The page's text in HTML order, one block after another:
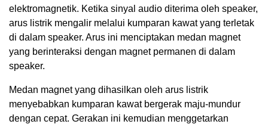
elektromagnetik. Ketika sinyal audio diterima oleh speaker,
arus listrik mengalir melalui kumparan kawat yang terletak
di dalam speaker. Arus ini menciptakan medan magnet
yang berinteraksi dengan magnet permanen di dalam
speaker.
Medan magnet yang dihasilkan oleh arus listrik
menyebabkan kumparan kawat bergerak maju-mundur
dengan cepat. Gerakan ini kemudian menggetarkan